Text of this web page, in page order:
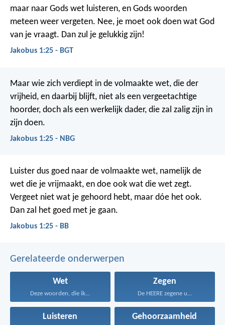
maar naar Gods wet luisteren, en Gods woorden
meteen weer vergeten. Nee, je moet ook doen wat God
van je vraagt. Dan zul je gelukkig zijn!
Jakobus 1:25 - BGT
Maar wie zich verdiept in de volmaakte wet, die der
vrijheid, en daarbij blijft, niet als een vergeetachtige
hoorder, doch als een werkelijk dader, die zal zalig zijn in
zijn doen.
Jakobus 1:25 - NBG
Luister dus goed naar de volmaakte wet, namelijk de
wet die je vrijmaakt, en doe ook wat die wet zegt.
Vergeet niet wat je gehoord hebt, maar dóe het ook.
Dan zal het goed met je gaan.
Jakobus 1:25 - BB
Gerelateerde onderwerpen
Wet
Deze woorden, die ik...
Zegen
De HEERE zegene u...
Luisteren Gehoorzaamheid